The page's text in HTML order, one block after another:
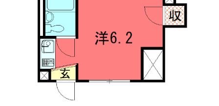
家族で住むならマンション？賃家？
一人暮らしの物件特集
ペット相談OKの賃貸！